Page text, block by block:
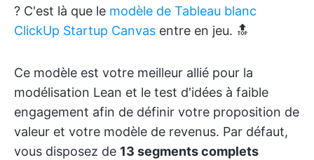
? C'est là que le modèle de Tableau blanc
ClickUp Startup Canvas entre en jeu. 🔝
Ce modèle est votre meilleur allié pour la
modélisation Lean et le test d'idées à faible
engagement afin de définir votre proposition de
valeur et votre modèle de revenus. Par défaut,
vous disposez de 13 segments complets